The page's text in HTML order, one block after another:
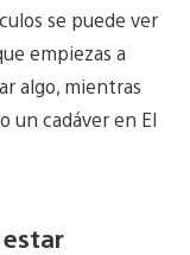
se puede ver
empiezas a
algo, mientras
un cadáver en El